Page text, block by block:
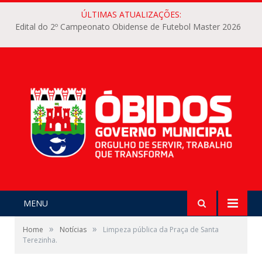
ÚLTIMAS ATUALIZAÇÕES:
Edital do 2º Campeonato Obidense de Futebol Master 2026
MENU
Home » Notícias »
Limpeza pública da Praça de Santa
Terezinha.